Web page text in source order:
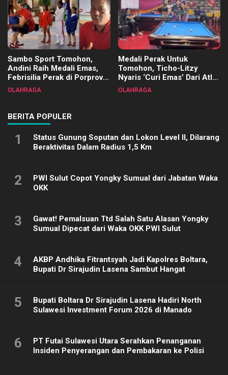
Sambo Sport Tomohon,
Andini Raih Medali Emas,
Febrisilia Perak di Porprov
Sulut 2025
OLAHRAGA
Medali Perak Untuk
Tomohon, Ticho-Litzy
Nyaris ‘Curi Emas’ Dari Atlet
Biliar PON di Porprov Sulut
OLAHRAGA
BERITA POPULER
1
Status Gunung Soputan dan Lokon Level II, Dilarang
Beraktivitas Dalam Radius 1,5 Km
2
PWI Sulut Copot Yongky Sumual dari Jabatan Waka
OKK
3
Gawat! Pemalsuan Ttd Salah Satu Alasan Yongky
Sumual Dipecat dari Waka OKK PWI Sulut
4
AKBP Andhika Fitrantsyah Jadi Kapolres Boltara,
Bupati Dr Sirajudin Lasena Sambut Hangat
5
Bupati Boltara Dr Sirajudin Lasena Hadiri North
Sulawesi Investment Forum 2026 di Manado
6
PT Futai Sulawesi Utara Serahkan Penanganan
Insiden Penyerangan dan Pembakaran ke Polisi